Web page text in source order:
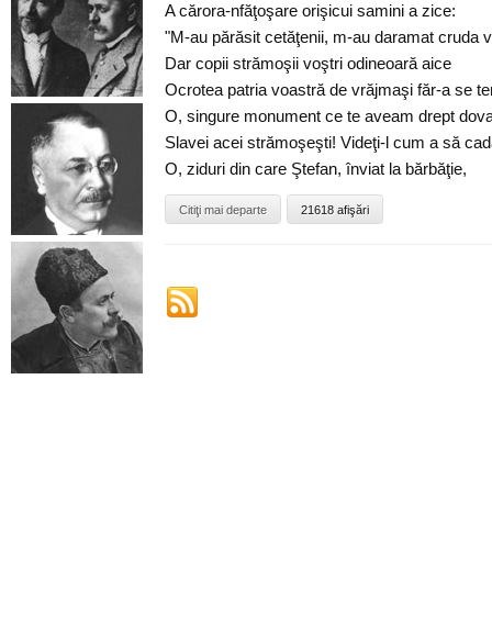
A cărora-nfăţoşare orişicui samini a zice:
"M-au părăsit cetăţenii, m-au daramat cruda
Dar copii strămoşii voştri odineoară aice
Ocrotea patria voastră de vrăjmaşi făr-a se
O, singure monument ce te aveam drept
Slavei acei strămoşeşti! Videţi-l cum a să
O, ziduri din care Ştefan, înviat la bărbăţie,
Citiţi mai departe 21618 afişări